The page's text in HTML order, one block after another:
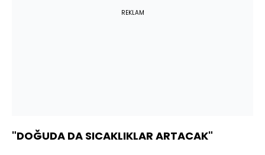
REKLAM
"DOĞUDA DA SICAKLIKLAR ARTACAK"